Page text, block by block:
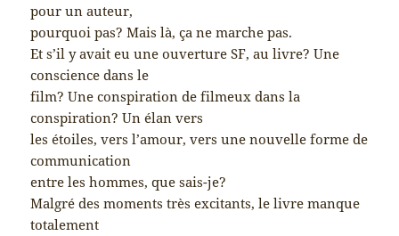
pour un auteur,
pourquoi pas? Mais là, ça ne marche pas.
Et s’il y avait eu une ouverture SF, au livre? Une
conscience dans le
film? Une conspiration de filmeux dans la
conspiration? Un élan vers
les étoiles, vers l’amour, vers une nouvelle forme de
communication
entre les hommes, que sais-je?
Malgré des moments très excitants, le livre manque
totalement